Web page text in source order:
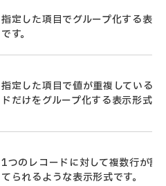
指定した項目でグループ化する表示
です。
指定した項目で値が重複している
ドだけをグループ化する表示形式で
1つのレコードに対して複数行が割
てられるような表示形式です。